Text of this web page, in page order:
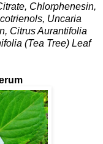
Chlorphenesin,
Uncaria
Citrus Aurantifolia
(Tea Tree) Leaf